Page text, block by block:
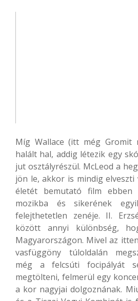
Míg Wallace (itt még Gromit
halált hal, addig létezik egy
jut osztályrészül. McLeod a
jön le, akkor is mindig elveszti
életét bemutató film
mozikba és sikerének
felejthetetlen zenéje. II.
között annyi különbség,
Magyarországon. Mivel az
vasfüggöny túloldalán
még a felcsúti focipályát
megtölteni, felmerül egy
a kor nagyjai dolgoznának.